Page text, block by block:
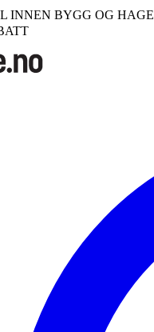
INNEN BYGG OG HAGE